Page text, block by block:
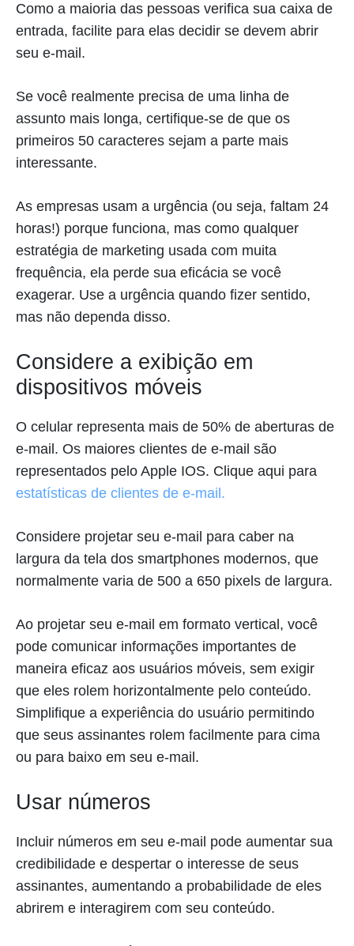
Como a maioria das pessoas verifica sua caixa de
entrada, facilite para elas decidir se devem abrir
seu e-mail.
Se você realmente precisa de uma linha de
assunto mais longa, certifique-se de que os
primeiros 50 caracteres sejam a parte mais
interessante.
As empresas usam a urgência (ou seja, faltam 24
horas!) porque funciona, mas como qualquer
estratégia de marketing usada com muita
frequência, ela perde sua eficácia se você
exagerar. Use a urgência quando fizer sentido,
mas não dependa disso.
Considere a exibição em
dispositivos móveis
O celular representa mais de 50% de aberturas de
e-mail. Os maiores clientes de e-mail são
representados pelo Apple IOS. Clique aqui para
estatísticas de clientes de e-mail.
Considere projetar seu e-mail para caber na
largura da tela dos smartphones modernos, que
normalmente varia de 500 a 650 pixels de largura.
Ao projetar seu e-mail em formato vertical, você
pode comunicar informações importantes de
maneira eficaz aos usuários móveis, sem exigir
que eles rolem horizontalmente pelo conteúdo.
Simplifique a experiência do usuário permitindo
que seus assinantes rolem facilmente para cima
ou para baixo em seu e-mail.
Usar números
Incluir números em seu e-mail pode aumentar sua
credibilidade e despertar o interesse de seus
assinantes, aumentando a probabilidade de eles
abrirem e interagirem com seu conteúdo.